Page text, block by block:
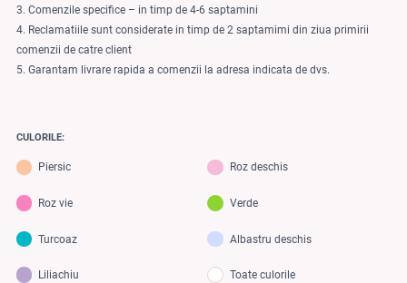
3. Comenzile specifice – in timp de 4-6 saptamini
4. Reclamatiile sunt considerate in timp de 2 saptamimi din ziua primirii
comenzii de catre client
5. Garantam livrare rapida a comenzii la adresa indicata de dvs.
CULORILE:
Piersic Roz deschis
Roz vie Verde
Turcoaz Albastru deschis
Liliachiu Toate culorile